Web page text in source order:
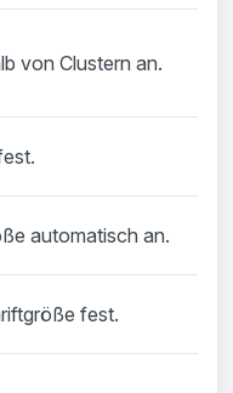
von Clustern an.
automatisch an.
fest.